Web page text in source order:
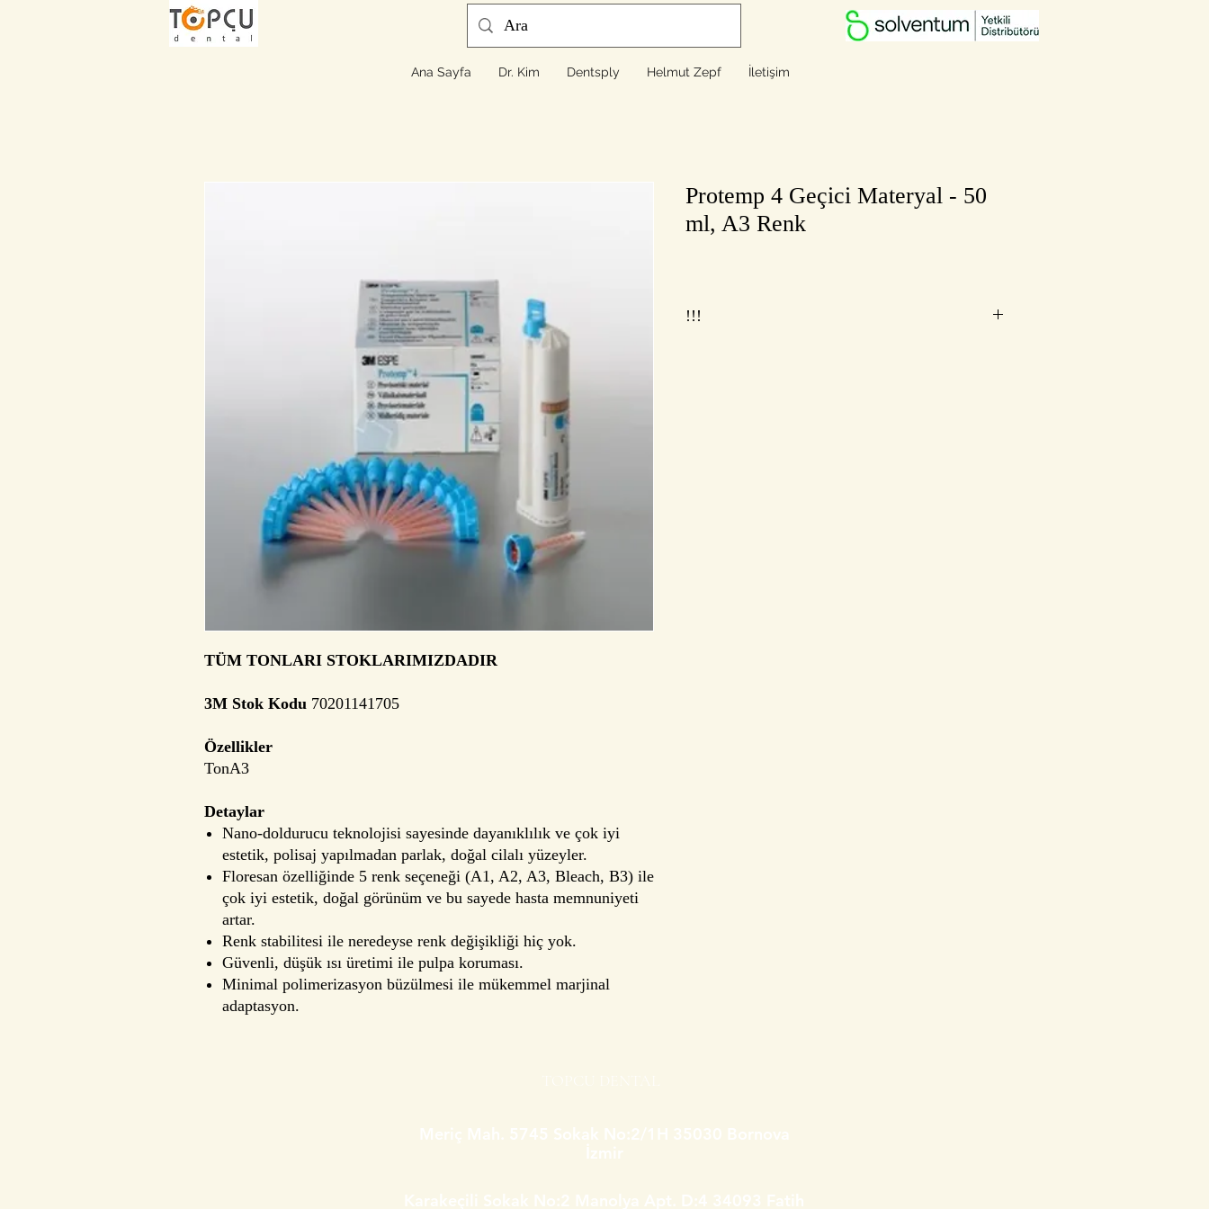
TÜM TONLARI STOKLARIMIZDADIR
3M Stok Kodu 70201141705
Özellikler
TonA3
Detaylar
Nano-doldurucu teknolojisi sayesinde dayanıklılık ve çok iyi
estetik, polisaj yapılmadan parlak, doğal cilalı yüzeyler.
Floresan özelliğinde 5 renk seçeneği (A1, A2, A3, Bleach, B3) ile
çok iyi estetik, doğal görünüm ve bu sayede hasta memnuniyeti
artar.
Renk stabilitesi ile neredeyse renk değişikliği hiç yok.
Güvenli, düşük ısı üretimi ile pulpa koruması.
Minimal polimerizasyon büzülmesi ile mükemmel marjinal
adaptasyon.
Protemp 4 Geçici Materyal - 50
ml, A3 Renk
!!!
Ana Sayfa Dr. Kim Dentsply Helmut Zepf İletişim